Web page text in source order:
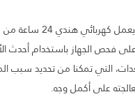
حيث يعمل
على فحص الجهاز باستخدام أحدث
التي تمكنا من تحديد سبب
على أكمل وجه.